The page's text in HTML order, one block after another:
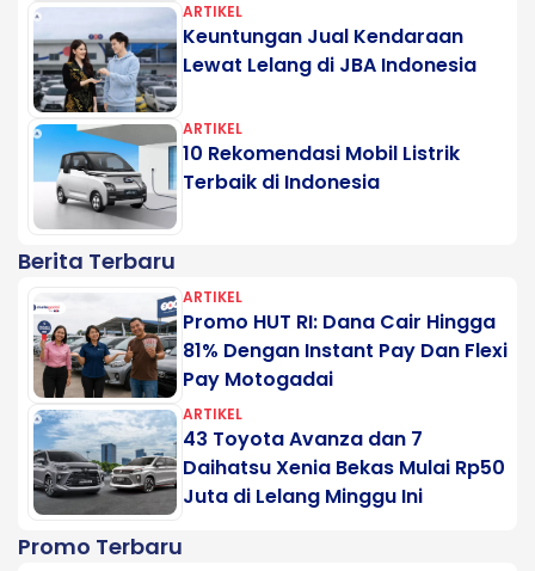
ARTIKEL
Keuntungan Jual Kendaraan
Lewat Lelang di JBA Indonesia
ARTIKEL
10 Rekomendasi Mobil Listrik
Terbaik di Indonesia
Berita Terbaru
ARTIKEL
Promo HUT RI: Dana Cair Hingga
81% Dengan Instant Pay Dan Flexi
Pay Motogadai
ARTIKEL
43 Toyota Avanza dan 7
Daihatsu Xenia Bekas Mulai Rp50
Juta di Lelang Minggu Ini
Promo Terbaru